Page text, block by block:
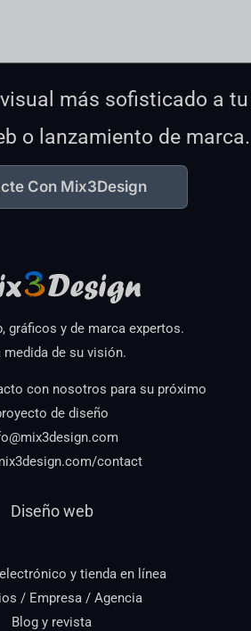
más sofisticado a tu
o lanzamiento de marca.
Con Mix3Design
gráficos y de marca expertos.
medida de su visión.
con nosotros para su próximo
de diseño
contact
Diseño web
y tienda en línea
/ Empresa / Agencia
Blog y revista